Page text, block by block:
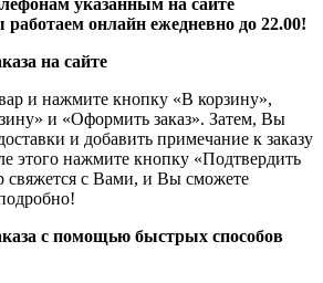
указанным на сайте
онлайн ежедневно до 22.00!
на сайте
и нажмите кнопку «В корзину»,
и «Оформить заказ». Затем, Вы
и добавить примечание к заказу
этого нажмите кнопку «Подтвердить
свяжется с Вами, и Вы сможете
с помощью быстрых способов